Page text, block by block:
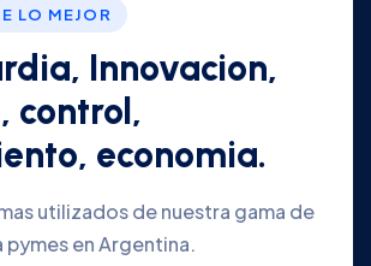
LO MEJOR
Innovacion,
control,
economia.
utilizados de nuestra gama de
en Argentina.